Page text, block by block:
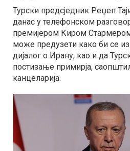
Турски предсједник Реџеп
данас у телефонском
премијером Киром
може предузети како би се
дијалог о Ирану, као и да
постизање примирја,
канцеларија.